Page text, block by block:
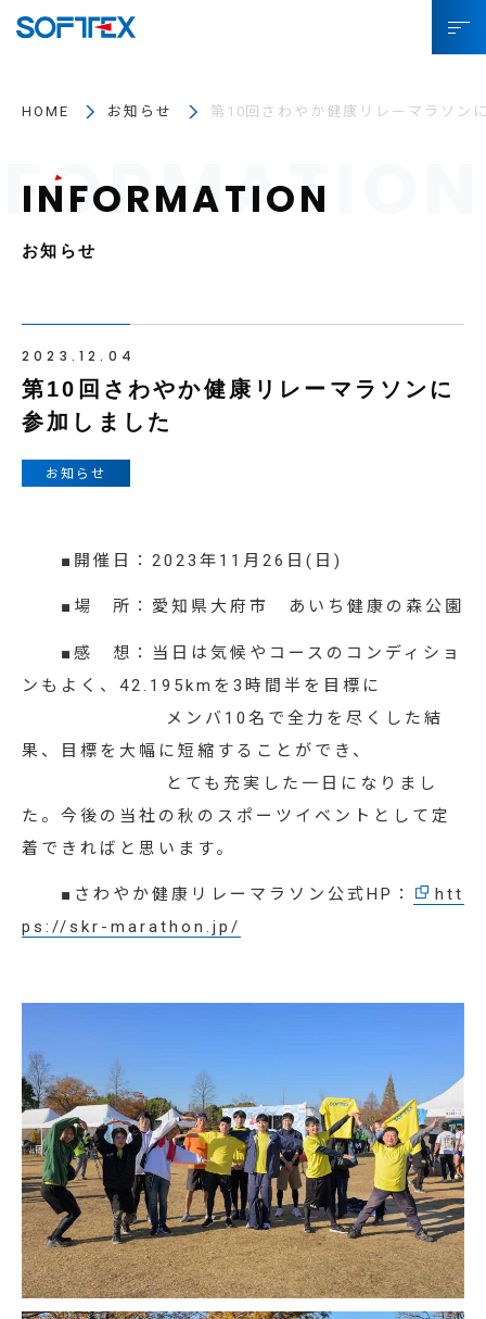
資料ダウンロード
お問い合わせ
システムでお悩みの方へ
ソフトテックスとは
プロジェクト事例
お役立ちコラム
採用情報
お知らせ
HOME お知らせ 第10回さわやか健康リレーマラソン
お知らせ
2023.12.04
第10回さわやか健康リレーマラソンに
参加しました
お知らせ
■開催日：2023年11月26日(日)
■場 所：愛知県大府市 あいち健康の森公園
■感 想：当日は気候やコースのコンディショ
ンもよく、42.195kmを3時間半を目標に
メンバ10名で全力を尽くした結
果、
目標を大幅に短縮することができ、
とても充実した一日になりまし
た。今後の当社の秋のスポーツイベントとして定
着できればと思います。
■さわやか健康リレーマラソン公式HP：
htt
ps://skr-marathon.jp/